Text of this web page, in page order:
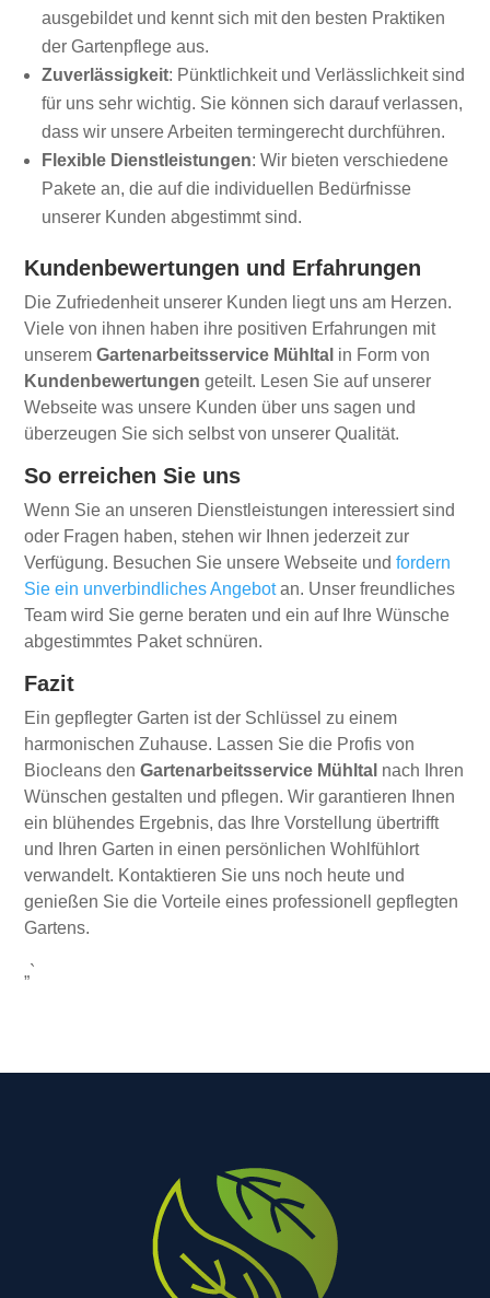
ausgebildet und kennt sich mit den besten Praktiken
der Gartenpflege aus.
Zuverlässigkeit: Pünktlichkeit und Verlässlichkeit sind
für uns sehr wichtig. Sie können sich darauf verlassen,
dass wir unsere Arbeiten termingerecht durchführen.
Flexible Dienstleistungen: Wir bieten verschiedene
Pakete an, die auf die individuellen Bedürfnisse
unserer Kunden abgestimmt sind.
Kundenbewertungen und Erfahrungen
Die Zufriedenheit unserer Kunden liegt uns am Herzen.
Viele von ihnen haben ihre positiven Erfahrungen mit
unseremGartenarbeitsservice Mühltal in Form von
Kundenbewertungen geteilt. Lesen Sie auf unserer
Webseite was unsere Kunden über uns sagen und
überzeugen Sie sich selbst von unserer Qualität.
So erreichen Sie uns
Wenn Sie an unseren Dienstleistungen interessiert sind
oder Fragen haben, stehen wir Ihnen jederzeit zur
Verfügung. Besuchen Sie unsere Webseite undfordern
Sie ein unverbindliches Angebotan. Unser freundliches
Team wird Sie gerne beraten und ein auf Ihre Wünsche
abgestimmtes Paket schnüren.
Fazit
Ein gepflegter Garten ist der Schlüssel zu einem
harmonischen Zuhause. Lassen Sie die Profis von
Biocleans denGartenarbeitsservice Mühltal nach Ihren
Wünschen gestalten und pflegen. Wir garantieren Ihnen
ein blühendes Ergebnis, das Ihre Vorstellung übertrifft
und Ihren Garten in einen persönlichen Wohlfühlort
verwandelt. Kontaktieren Sie uns noch heute und
genießen Sie die Vorteile eines professionell gepflegten
Gartens.
„`